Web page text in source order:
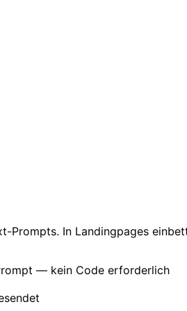
Prompts. In Landingpages
— kein Code erforderlich